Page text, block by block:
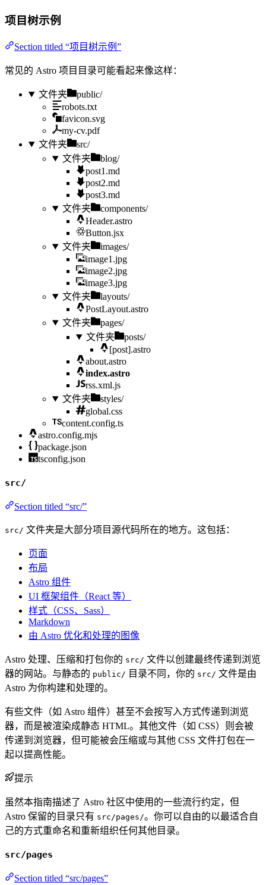
项目树示例
Section titled “项目树示例”
常见的 Astro 项目目录可能看起来像这样：
文件夹
public/
robots.txt
favicon.svg
my-cv.pdf
文件夹
src/
文件夹
blog/
post1.md
post2.md
post3.md
文件夹
components/
Header.astro
Button.jsx
文件夹
images/
image1.jpg
image2.jpg
image3.jpg
文件夹
layouts/
PostLayout.astro
文件夹
pages/
文件夹
posts/
[post].astro
about.astro
index.astro
rss.xml.js
文件夹
styles/
global.css
content.config.ts
astro.config.mjs
package.json
tsconfig.json
src/
Section titled “src/”
src/ 文件夹是大部分项目源代码所在的地方。这包括：
页面
布局
Astro 组件
UI 框架组件（React 等）
样式（CSS、Sass）
Markdown
由 Astro 优化和处理的图像
Astro 处理、压缩和打包你的 src/ 文件以创建最终传递到浏览
器的网站。与静态的 public/ 目录不同，你的 src/ 文件是由
Astro 为你构建和处理的。
有些文件（如 Astro 组件）甚至不会按写入方式传递到浏览
器，而是被渲染成静态 HTML。其他文件（如 CSS）则会被
传递到浏览器，但可能被会压缩或与其他 CSS 文件打包在一
起以提高性能。
提示
虽然本指南描述了 Astro 社区中使用的一些流行约定，但
Astro 保留的目录只有 src/pages/。你可以自由的以最适合自
己的方式重命名和重新组织任何其他目录。
src/pages
Section titled “src/pages”